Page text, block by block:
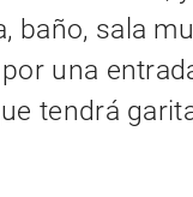
baño, sala
una
tendrá